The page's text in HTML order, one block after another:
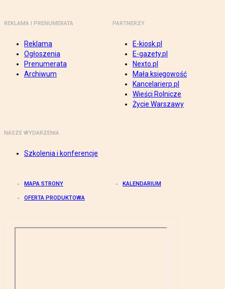
REKLAMA I PRENUMERATA
Reklama
Ogłoszenia
Prenumerata
Archiwum
PARTNERZY
E-kiosk.pl
E-gazety.pl
Nexto.pl
Mała księgowość
Kancelarierp.pl
Wieści Rolnicze
Życie Warszawy
NASZE WYDARZENIA
Szkolenia i konferencje
MAPA STRONY KALENDARIUM
OFERTA PRODUKTOWA